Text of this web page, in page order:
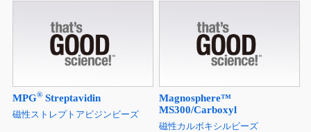
MPG®Streptavidin
磁性ストレプトアビジンビーズ
Magnosphere™
MS300/Carboxyl
磁性カルボキシルビーズ